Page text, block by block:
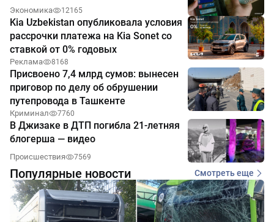
Экономика 12165
Kia Uzbekistan опубликовала условия
рассрочки платежа на Kia Sonet со
ставкой от 0% годовых
Реклама 8168
Присвоено 7,4 млрд сумов: вынесен
приговор по делу об обрушении
путепровода в Ташкенте
Криминал 7760
В Джизаке в ДТП погибла 21-летняя
блогерша — видео
Происшествия 7569
Популярные новости Смотреть еще